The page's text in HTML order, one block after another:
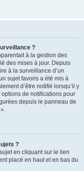
?
à la gestion des
des mises à jour. Depuis
à la surveillance d’un
sujet favoris a été mis à
d’être notifié lorsqu’il y
de notifications pour
depuis le panneau de
?
en cliquant sur le lien
placé en haut et en bas du